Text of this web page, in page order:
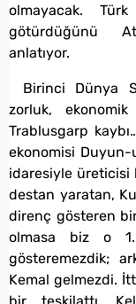
olmayacak.
götürdüğünü
anlatıyor.
Birinci Dünya
zorluk,
Trablusgarp
ekonomisi Duyun-
idaresiyle üreticisi
destan yaratan,
direnç gösteren
olmasa biz o 1.
gösteremezdik;
Kemal gelmezdi.